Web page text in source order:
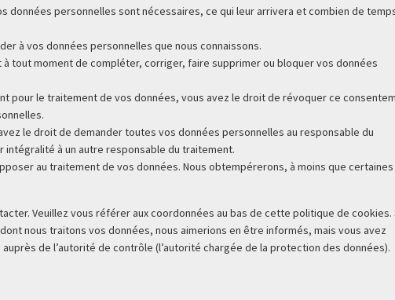
données personnelles sont nécessaires, ce qui leur arrivera et combien de
à vos données personnelles que nous connaissons.
tout moment de compléter, corriger, faire supprimer ou bloquer vos données
pour le traitement de vos données, vous avez le droit de révoquer ce
le droit de demander toutes vos données personnelles au responsable du
à un autre responsable du traitement.
au traitement de vos données. Nous obtempérerons, à moins que certaines
Veuillez vous référer aux coordonnées au bas de cette politique de cookies.
nous traitons vos données, nous aimerions en être informés, mais vous avez
de l’autorité de contrôle (l’autorité chargée de la protection des données).